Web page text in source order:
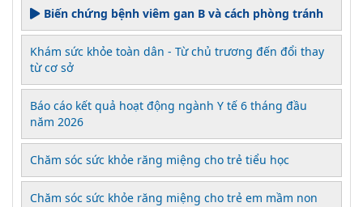
Biến chứng bệnh viêm gan B và cách phòng tránh
Khám sức khỏe toàn dân - Từ chủ trương đến đổi thay
từ cơ sở
Báo cáo kết quả hoạt động ngành Y tế 6 tháng đầu
năm 2026
Chăm sóc sức khỏe răng miệng cho trẻ tiểu học
Chăm sóc sức khỏe răng miệng cho trẻ em mầm non